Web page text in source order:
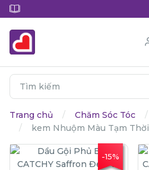
Trang chủ Chăm Sóc Tóc
kem Nhuộm Màu Tạm Thời
-15%